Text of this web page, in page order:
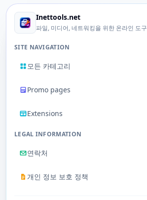
Inettools.net
파일, 미디어, 네트워킹을 위한 온라인 도구
SITE NAVIGATION
모든 카테고리
Promo pages
Extensions
LEGAL INFORMATION
연락처
개인 정보 보호 정책